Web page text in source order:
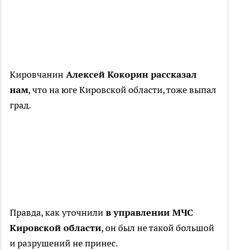
Кировчанин Алексей Кокорин рассказал
нам, что на юге Кировской области, тоже выпал
град.
Правда, как уточнили в управлении МЧС
Кировской области, он был не такой большой
и разрушений не принес.